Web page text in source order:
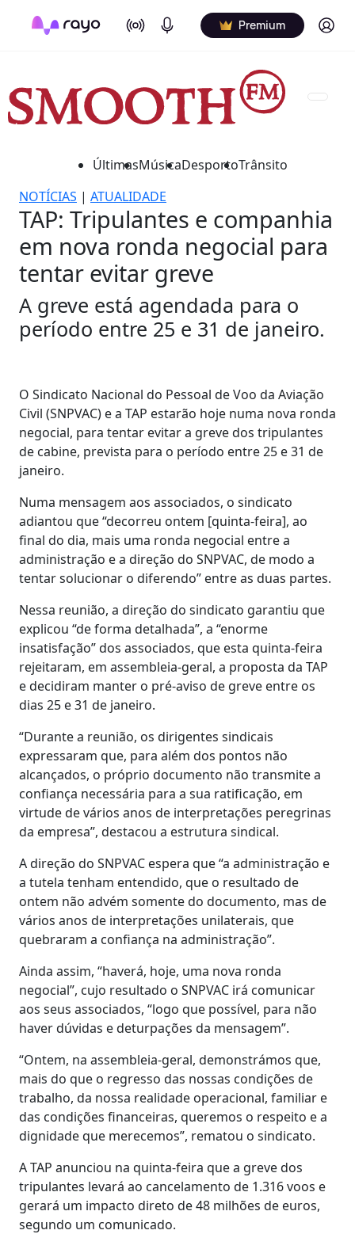
On Air Podcasts Premium Log in
ÚltimasMúsicaDesportoTrânsito
NOTÍCIAS | ATUALIDADE
TAP: Tripulantes e companhia
em nova ronda negocial para
tentar evitar greve
A greve está agendada para o
período entre 25 e 31 de janeiro.
O Sindicato Nacional do Pessoal de Voo da Aviação
Civil (SNPVAC) e a TAP estarão hoje numa nova ronda
negocial, para tentar evitar a greve dos tripulantes
de cabine, prevista para o período entre 25 e 31 de
janeiro.
Numa mensagem aos associados, o sindicato
adiantou que “decorreu ontem [quinta-feira], ao
final do dia, mais uma ronda negocial entre a
administração e a direção do SNPVAC, de modo a
tentar solucionar o diferendo” entre as duas partes.
Nessa reunião, a direção do sindicato garantiu que
explicou “de forma detalhada”, a “enorme
insatisfação” dos associados, que esta quinta-feira
rejeitaram, em assembleia-geral, a proposta da TAP
e decidiram manter o pré-aviso de greve entre os
dias 25 e 31 de janeiro.
“Durante a reunião, os dirigentes sindicais
expressaram que, para além dos pontos não
alcançados, o próprio documento não transmite a
confiança necessária para a sua ratificação, em
virtude de vários anos de interpretações peregrinas
da empresa”, destacou a estrutura sindical.
A direção do SNPVAC espera que “a administração e
a tutela tenham entendido, que o resultado de
ontem não advém somente do documento, mas de
vários anos de interpretações unilaterais, que
quebraram a confiança na administração”.
Ainda assim, “haverá, hoje, uma nova ronda
negocial”, cujo resultado o SNPVAC irá comunicar
aos seus associados, “logo que possível, para não
haver dúvidas e deturpações da mensagem”.
“Ontem, na assembleia-geral, demonstrámos que,
mais do que o regresso das nossas condições de
trabalho, da nossa realidade operacional, familiar e
das condições financeiras, queremos o respeito e a
dignidade que merecemos”, rematou o sindicato.
A TAP anunciou na quinta-feira que a greve dos
tripulantes levará ao cancelamento de 1.316 voos e
gerará um impacto direto de 48 milhões de euros,
segundo um comunicado.